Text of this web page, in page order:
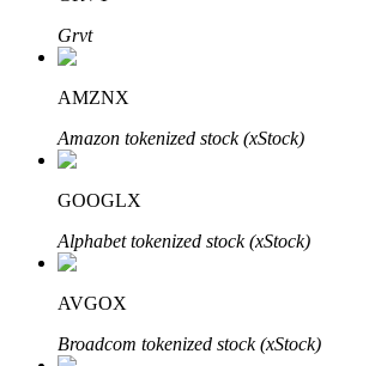
Otomatik Yatırım
Uzun vadeli kâr ve esnek çıkarlar elde edin
Grvt
AMZNX
Amazon tokenized stock (xStock)
GOOGLX
Alphabet tokenized stock (xStock)
AVGOX
Broadcom tokenized stock (xStock)